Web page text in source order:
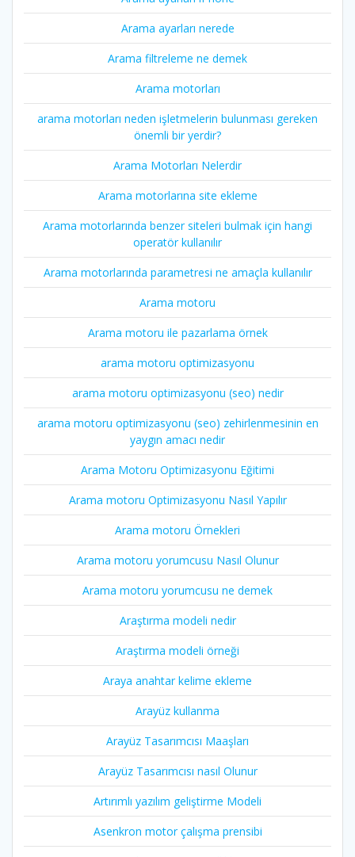
Arama ayarları nerede
Arama filtreleme ne demek
Arama motorları
arama motorları neden işletmelerin bulunması gereken
önemli bir yerdir?
Arama Motorları Nelerdir
Arama motorlarına site ekleme
Arama motorlarında benzer siteleri bulmak için hangi
operatör kullanılır
Arama motorlarında parametresi ne amaçla kullanılır
Arama motoru
Arama motoru ile pazarlama örnek
arama motoru optimizasyonu
arama motoru optimizasyonu (seo) nedir
arama motoru optimizasyonu (seo) zehirlenmesinin en
yaygın amacı nedir
Arama Motoru Optimizasyonu Eğitimi
Arama motoru Optimizasyonu Nasıl Yapılır
Arama motoru Örnekleri
Arama motoru yorumcusu Nasıl Olunur
Arama motoru yorumcusu ne demek
Araştırma modeli nedir
Araştırma modeli örneği
Araya anahtar kelime ekleme
Arayüz kullanma
Arayüz Tasarımcısı Maaşları
Arayüz Tasarımcısı nasıl Olunur
Artırımlı yazılım geliştirme Modeli
Asenkron motor çalışma prensibi